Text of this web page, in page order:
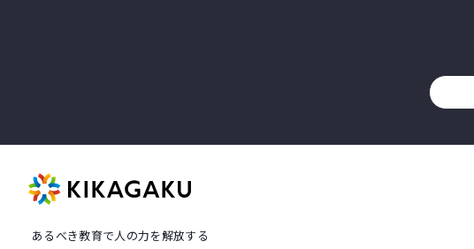
あるべき教育で人の力を解放する